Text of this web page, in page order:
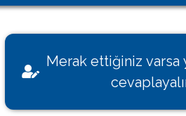
Villamı Kiraya Vermek İstiyorum
Sağlığınız Bizim İçin Değerli
Konut İzin Belge Başvurusu
Bakanlık Belgeli Konutlar
Merak ettiğiniz varsa